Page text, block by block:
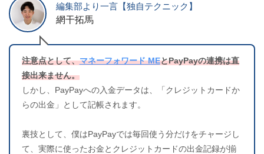
編集部より一言【独自テクニック】
網干拓馬
注意点として、マネーフォワード MEとPayPayの連携は直
接出来ません。
しかし、PayPayへの入金データは、「クレジットカードか
らの出金」として記帳されます。
裏技として、僕はPayPayでは毎回使う分だけをチャージし
て、実際に使ったお金とクレジットカードの出金記録が揃